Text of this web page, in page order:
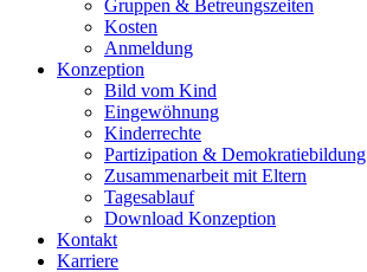
Gruppen & Betreungszeiten
Kosten
Anmeldung
Konzeption
Bild vom Kind
Eingewöhnung
Kinderrechte
Partizipation & Demokratiebildung
Zusammenarbeit mit Eltern
Tagesablauf
Download Konzeption
Kontakt
Karriere